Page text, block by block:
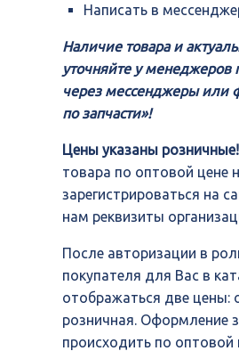
Написать в
Наличие товара и
уточняйте у менеджеров
через мессенджеры или
по запчасти»!
Цены указаны розничные!
товара по оптовой цене
зарегистрироваться на
нам реквизиты
После авторизации в
покупателя для Вас в
отображаться две цены:
розничная. Оформление
происходить по оптовой